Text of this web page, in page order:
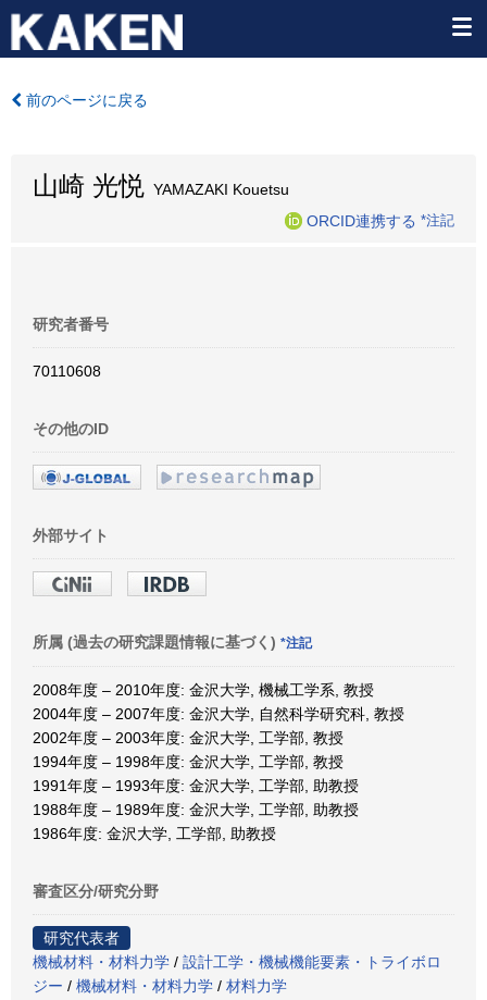
前のページに戻る
山崎 光悦 YAMAZAKI Kouetsu
ORCID連携する *注記
研究者番号
70110608
その他のID
外部サイト
所属 (過去の研究課題情報に基づく) *注記
2008年度 – 2010年度: 金沢大学, 機械工学系, 教授
2004年度 – 2007年度: 金沢大学, 自然科学研究科, 教授
2002年度 – 2003年度: 金沢大学, 工学部, 教授
1994年度 – 1998年度: 金沢大学, 工学部, 教授
1991年度 – 1993年度: 金沢大学, 工学部, 助教授
1988年度 – 1989年度: 金沢大学, 工学部, 助教授
1986年度: 金沢大学, 工学部, 助教授
審査区分/研究分野
研究代表者
機械材料・材料力学 / 設計工学・機械機能要素・トライボロ
ジー / 機械材料・材料力学 / 材料力学